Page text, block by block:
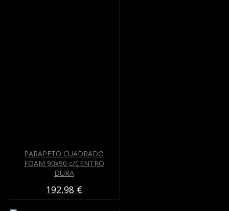
PARAPETO CUADRADO
FOAM 90x90 c/CENTRO
DURA
192,98 €